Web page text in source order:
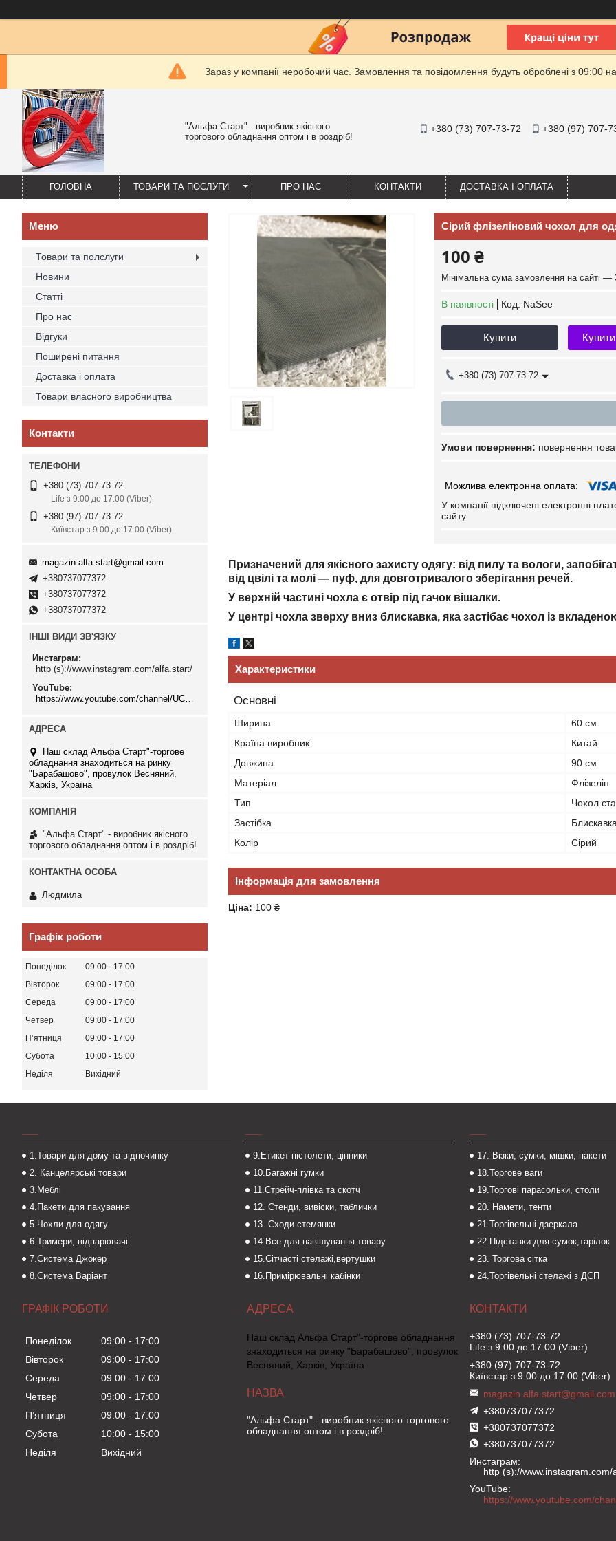
Зараз у компанії неробочий час. Замовлення та повідомлення будуть оброблені з 09:00
"Альфа Старт" - виробник якісного
торгового обладнання оптом і в роздріб!
+380 (73) 707-73-72 +380 (97) 707-
ГОЛОВНА ТОВАРИ ТА ПОСЛУГИ ПРО НАС КОНТАКТИ ДОСТАВКА І ОПЛАТА
Сірий флізеліновий чохол для
100 ₴
Мінімальна сума замовлення на сайті —
В наявності Код: NaSee
Купити
+380 (73) 707-73-72
повернення
У компанії підключені електронні
сайту.
Призначений для якісного захисту одягу: від пилу та вологи,
від цвілі та молі ― пуф, для довготривалого зберігання речей.
У верхній частині чохла є отвір під гачок вішалки.
У центрі чохла зверху вниз блискавка, яка застібає чохол із
Характеристики
Основні
Ширина
60 см
Країна виробник
Китай
Довжина
90 см
Матеріал
Флізелін
Тип
Чохол
Застібка
Блискавка
Колір
Сірий
Інформація для замовлення
Ціна: 100 ₴
Товари та полслуги
Новини
Статті
Про нас
Відгуки
Поширені питання
Доставка і оплата
Товари власного виробництва
Контакти
+380 (73) 707-73-72
Life з 9:00 до 17:00 (Viber)
+380 (97) 707-73-72
Київстар з 9:00 до 17:00 (Viber)
magazin.alfa.start@gmail.com
+380737077372
+380737077372
+380737077372
ІНШІ ВИДИ ЗВ'ЯЗКУ
Инстаграм
http (s)://www.instagram.com/alfa.start/
YouTube
Наш склад Альфа Старт"-торгове
обладнання знаходиться на ринку
"Барабашово", провулок Весняний,
Харків, Україна
"Альфа Старт" - виробник якісного
торгового обладнання оптом і в роздріб!
Людмила
Графік роботи
Понеділок 09:00
17:00
Вівторок
09:00
17:00
Середа
09:00
17:00
Четвер
09:00
17:00
Пʼятниця
09:00
17:00
Субота
10:00
15:00
Неділя
Вихідний
1.Товари для дому та відпочинку
2. Канцелярські товари
3.Меблі
4.Пакети для пакування
5.Чохли для одягу
6.Тримери, відпарювачі
7.Система Джокер
8.Система Варіант
9.Етикет пістолети, цінники
10.Багажні гумки
11.Стрейч-плівка та скотч
12. Стенди, вивіски, таблички
13. Сходи стемянки
14.Все для навішування товару
15.Сітчасті стелажі,вертушки
16.Примірювальні кабінки
17. Візки, сумки, мішки, пакети
18.Торгове ваги
19.Торгові парасольки, столи
20. Намети, тенти
21.Торгівельні дзеркала
22.Підставки для сумок,тарілок
23. Торгова сітка
24.Торгівельні стелажі з ДСП
ГРАФІК РОБОТИ
Понеділок 09:00
17:00
Вівторок
09:00
17:00
Середа
09:00
17:00
Четвер
09:00
17:00
Пʼятниця
09:00
17:00
Субота
10:00
15:00
Неділя
Вихідний
Наш склад Альфа Старт"-торгове обладнання
знаходиться на ринку "Барабашово", провулок
Весняний, Харків, Україна
"Альфа Старт" - виробник якісного торгового
обладнання оптом і в роздріб!
+380 (73) 707-73-72
Life з 9:00 до 17:00 (Viber)
+380 (97) 707-73-72
Київстар з 9:00 до 17:00 (Viber)
magazin.alfa.start@gmail.com
+380737077372
+380737077372
+380737077372
Инстаграм
http (s)://www.instagram.com/
YouTube